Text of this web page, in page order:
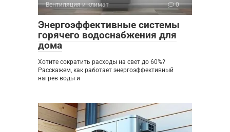
Вентиляция и климат 0
Энергоэффективные системы
горячего водоснабжения для
дома
Хотите сократить расходы на свет до 60%?
Расскажем, как работает энергоэффективный
нагрев воды и